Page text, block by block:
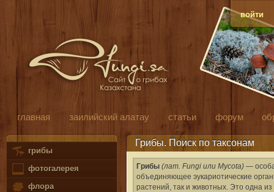
войти
главная заилийский алатау статьи форум
грибы
фотогалерея
флора
Грибы. Поиск по таксонам
Грибы (лат. Fungi или Mycota) —
объединяющее эукариотические
растений, так и животных. Это одна